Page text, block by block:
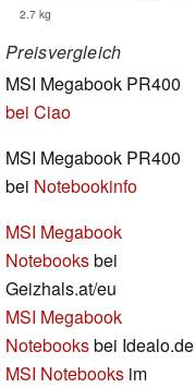
2.7 kg
Preisvergleich
MSI Megabook PR400
bei Ciao
MSI Megabook PR400
bei Notebookinfo
MSI Megabook
Notebooksbei
Geizhals.at/eu
MSI Megabook
Notebooksbei Idealo.de
MSI Notebooks im